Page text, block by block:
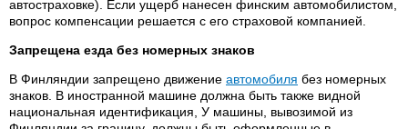
автостраховке). Если ущерб нанесен финским автомобилистом,
вопрос компенсации решается с его страховой компанией.
Запрещена езда без номерных знаков
В Финляндии запрещено движение автомобиля без номерных
знаков. В иностранной машине должна быть также видной
национальная идентификация, У машины, вывозимой из